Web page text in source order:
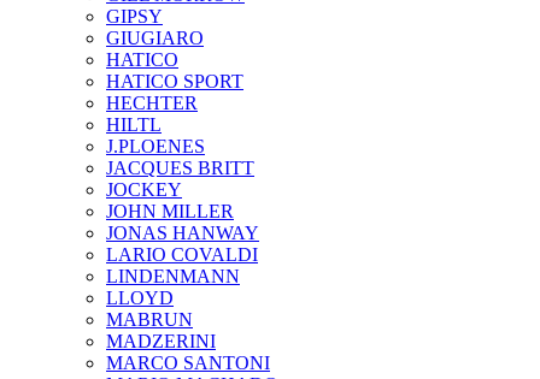
GIPSY
GIUGIARO
HATICO
HATICO SPORT
HECHTER
HILTL
J.PLOENES
JAСQUES BRITT
JOCKEY
JOHN MILLER
JONAS HANWAY
LARIO COVALDI
LINDENMANN
LLOYD
MABRUN
MADZERINI
MARCO SANTONI